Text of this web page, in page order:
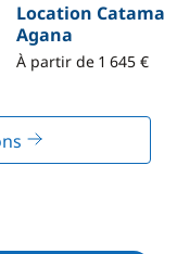
Location
Agana
À partir de 1 645 €